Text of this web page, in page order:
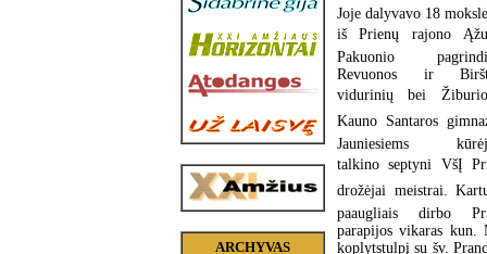
ARCHYVAS
Joje dalyvavo 18
iš Prienų rajono
Pakuonio
Revuonos ir
vidurinių bei
Kauno Santaros
Jauniesiems
talkino septyni VšĮ
drožėjai meistrai.
paaugliais dirbo
parapijos vikaras kun.
koplytstulpį su šv.